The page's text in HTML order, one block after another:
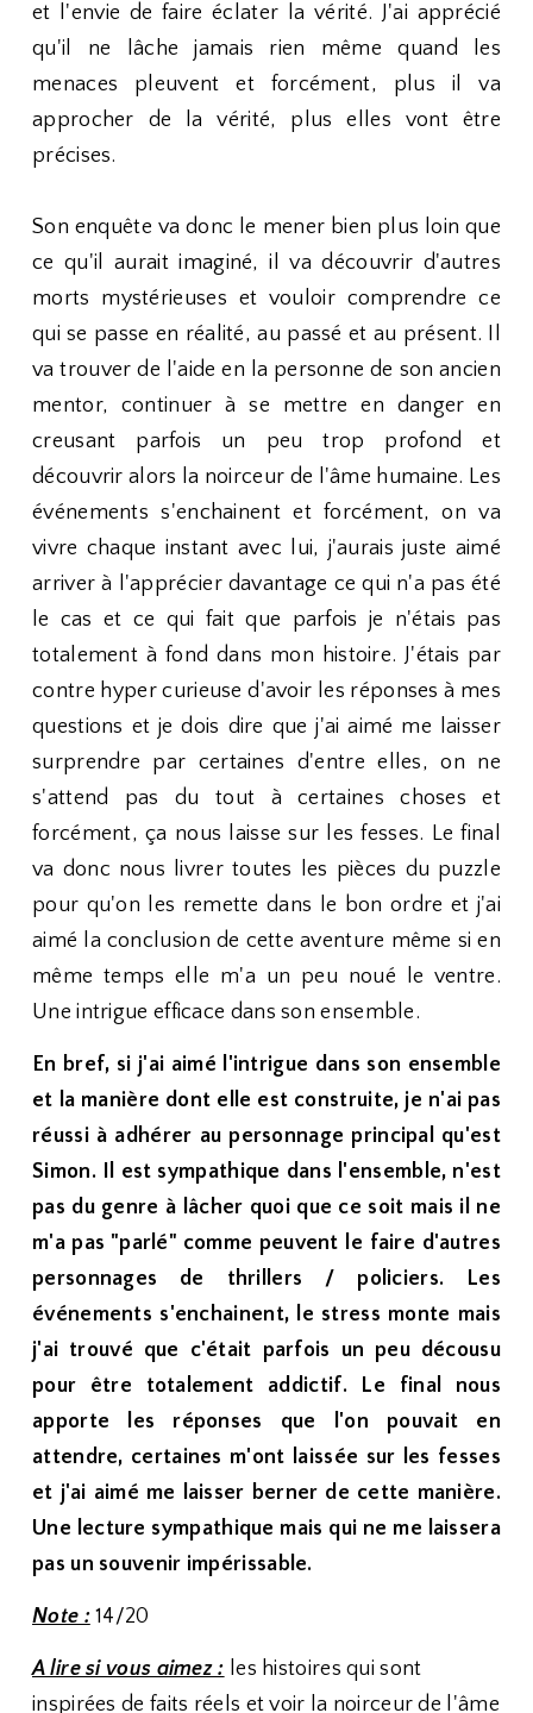
et l'envie de faire éclater la vérité. J'ai apprécié
qu'il ne lâche jamais rien même quand les
menaces pleuvent et forcément, plus il va
approcher de la vérité, plus elles vont être
précises.
Son enquête va donc le mener bien plus loin que
ce qu'il aurait imaginé, il va découvrir d'autres
morts mystérieuses et vouloir comprendre ce
qui se passe en réalité, au passé et au présent. Il
va trouver de l'aide en la personne de son ancien
mentor, continuer à se mettre en danger en
creusant parfois un peu trop profond et
découvrir alors la noirceur de l'âme humaine. Les
événements s'enchainent et forcément, on va
vivre chaque instant avec lui, j'aurais juste aimé
arriver à l'apprécier davantage ce qui n'a pas été
le cas et ce qui fait que parfois je n'étais pas
totalement à fond dans mon histoire. J'étais par
contre hyper curieuse d'avoir les réponses à mes
questions et je dois dire que j'ai aimé me laisser
surprendre par certaines d'entre elles, on ne
s'attend pas du tout à certaines choses et
forcément, ça nous laisse sur les fesses. Le final
va donc nous livrer toutes les pièces du puzzle
pour qu'on les remette dans le bon ordre et j'ai
aimé la conclusion de cette aventure même si en
même temps elle m'a un peu noué le ventre.
Une intrigue efficace dans son ensemble.
En bref, si j'ai aimé l'intrigue dans son ensemble
et la manière dont elle est construite, je n'ai pas
réussi à adhérer au personnage principal qu'est
Simon. Il est sympathique dans l'ensemble, n'est
pas du genre à lâcher quoi que ce soit mais il ne
m'a pas "parlé" comme peuvent le faire d'autres
personnages de thrillers / policiers. Les
événements s'enchainent, le stress monte mais
j'ai trouvé que c'était parfois un peu décousu
pour être totalement addictif. Le final nous
apporte les réponses que l'on pouvait en
attendre, certaines m'ont laissée sur les fesses
et j'ai aimé me laisser berner de cette manière.
Une lecture sympathique mais qui ne me laissera
pas un souvenir impérissable.
Note :14/20
A lire si vous aimez : les histoires qui sont
inspirées de faits réels et voir la noirceur de l'âme